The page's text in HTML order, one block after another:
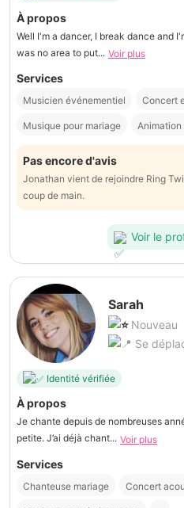
À propos
Well I'm a dancer, I break dance and
was no area to put... Voir plus
Services
Musicien événementiel Concert
Musique pour mariage
Pas encore d'avis
Jonathan vient de rejoindre Ring
coup de main.
Voir le
Sarah
Nouveau
Se
Identité vérifiée
À propos
Je chante depuis de nombreuses
petite. J’ai déjà chant... Voir plus
Services
Chanteuse mariage Concert